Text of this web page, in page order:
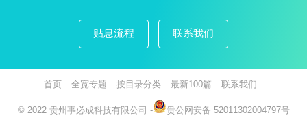
贴息流程 联系我们
首页 全宽专题 按目录分类 最新100篇 联系我们
© 2022 贵州事必成科技有限公司 - 贵公网安备 52011302004797号